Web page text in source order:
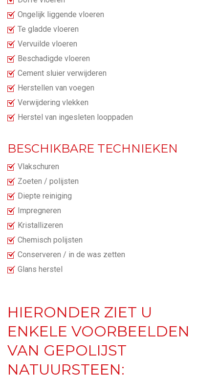
Ongelijk liggende vloeren
Te gladde vloeren
Vervuilde vloeren
Beschadigde vloeren
Cement sluier verwijderen
Herstellen van voegen
Verwijdering vlekken
Herstel van ingesleten looppaden
BESCHIKBARE TECHNIEKEN
Vlakschuren
Zoeten / polijsten
Diepte reiniging
Impregneren
Kristallizeren
Chemisch polijsten
Conserveren / in de was zetten
Glans herstel
HIERONDER ZIET U
ENKELE VOORBEELDEN
VAN GEPOLIJST
NATUURSTEEN: